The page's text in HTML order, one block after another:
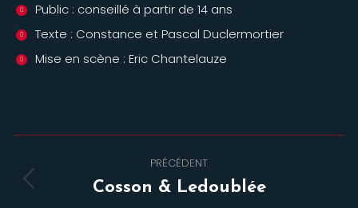
Public : conseillé à partir de 14 ans
Texte : Constance et Pascal Duclermortier
Mise en scène : Eric Chantelauze
de
PRÉCÉDENT
Onglet
Cosson & Ledoublée